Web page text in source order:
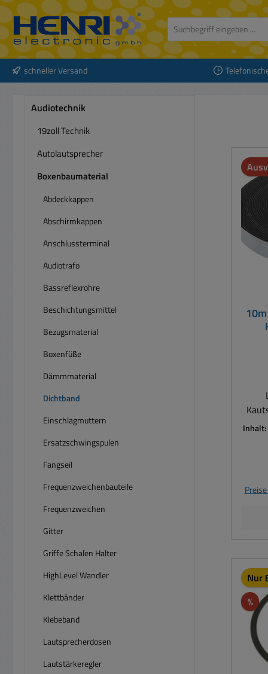
Hauptinhalt springen
Zur Suche springen
Zur Hauptnavigation springen
schneller Versand
Audiotechnik
19zoll Technik
Autolautsprecher
Boxenbaumaterial
Abdeckkappen
Abschirmkappen
Anschlussterminal
Audiotrafo
Bassreflexrohre
Beschichtungsmittel
Bezugsmaterial
Boxenfüße
Dämmmaterial
Dichtband
Einschlagmuttern
Ersatzschwingspulen
Fangseil
Frequenzweichenbauteile
Frequenzweichen
Gitter
Griffe Schalen Halter
HighLevel Wandler
Klettbänder
Klebeband
Lautsprecherdosen
Lautstärkeregler
für
2mm Länge
Inhalt:
Nur
%